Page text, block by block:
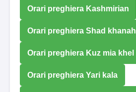
Orari preghiera Kashmirian
Orari preghiera Shad khanah
Orari preghiera Kuz mia khel
Orari preghiera Yari kala